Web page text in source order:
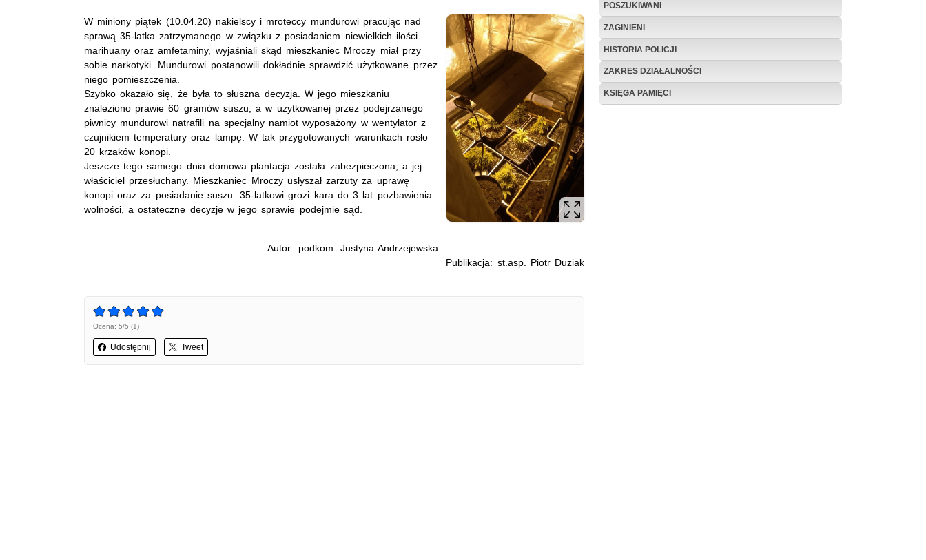
W miniony piątek (10.04.20) nakielscy i mroteccy mundurowi pracując nad
sprawą 35-latka zatrzymanego w związku z posiadaniem niewielkich ilości
marihuany oraz amfetaminy, wyjaśniali skąd mieszkaniec Mroczy miał przy
sobie narkotyki. Mundurowi postanowili dokładnie sprawdzić użytkowane przez
niego pomieszczenia.
Szybko okazało się, że była to słuszna decyzja. W jego mieszkaniu
znaleziono prawie 60 gramów suszu, a w użytkowanej przez podejrzanego
piwnicy mundurowi natrafili na specjalny namiot wyposażony w wentylator z
czujnikiem temperatury oraz lampę. W tak przygotowanych warunkach rosło
20 krzaków konopi.
Jeszcze tego samego dnia domowa plantacja została zabezpieczona, a jej
właściciel przesłuchany. Mieszkaniec Mroczy usłyszał zarzuty za uprawę
konopi oraz za posiadanie suszu. 35-latkowi grozi kara do 3 lat pozbawienia
wolności, a ostateczne decyzje w jego sprawie podejmie sąd.
Autor: podkom. Justyna Andrzejewska
Publikacja: st.asp. Piotr Duziak
Ocena: 5/5 (1)
Udostępnij Tweet
POSZUKIWANI
ZAGINIENI
HISTORIA POLICJI
ZAKRES DZIAŁALNOŚCI
KSIĘGA PAMIĘCI